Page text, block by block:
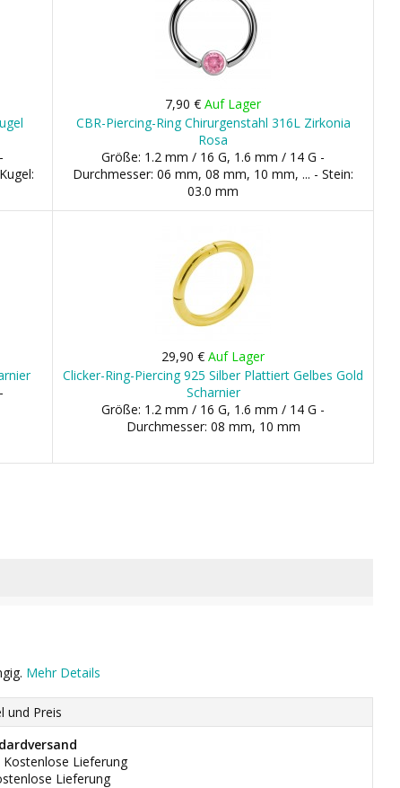
7,90 €Auf Lager
CBR-Piercing-Ring Chirurgenstahl 316L Zirkonia
Rosa
Größe: 1.2 mm / 16 G, 1.6 mm / 14 G -
Durchmesser: 06 mm, 08 mm, 10 mm, ... - Stein:
03.0 mm
29,90 €Auf Lager
Clicker-Ring-Piercing 925 Silber Plattiert Gelbes Gold
Scharnier
Größe: 1.2 mm / 16 G, 1.6 mm / 14 G -
Durchmesser: 08 mm, 10 mm
Mehr Details
und Preis
Kostenlose Lieferung
Lieferung